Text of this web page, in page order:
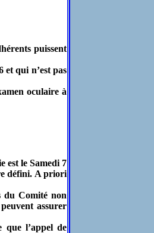
puissent
et qui n’est pas
oculaire à
est le Samedi 7
défini. A priori
du Comité non
assurer
l’appel de